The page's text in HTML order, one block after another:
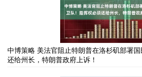
中博策略 美法官阻止特朗普在洛杉矶部署
还给州长，特朗普政府上诉！